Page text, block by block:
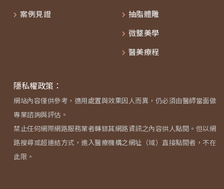
案例見證
抽脂體雕
微整美學
醫美療程
隱私權政策：
網站內容僅供參考，適用處置與效果因人而異，仍必須由醫師當面做
專業諮詢與評估。
禁止任何網際網路服務業者轉錄其網路資訊之內容供人點閱。但以網
路搜尋或超連結方式，進入醫療機構之網址（域）直接點閱者，不在
此限。